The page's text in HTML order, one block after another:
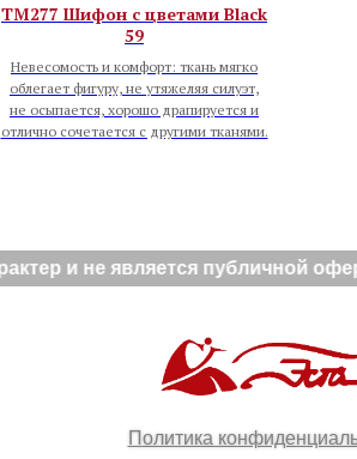
TM277 Шифон с цветами Black
59
Невесомость и комфорт: ткань мягко
облегает фигуру, не утяжеляя силуэт,
не осыпается, хорошо драпируется и
отлично сочетается с другими тканями.
и не является публичной
Политика